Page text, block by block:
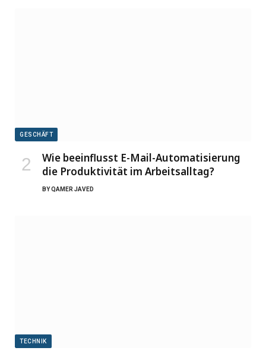
GESCHÄFT
Wie beeinflusst E-Mail-Automatisierung
die Produktivität im Arbeitsalltag?
BYQAMER JAVED
TECHNIK